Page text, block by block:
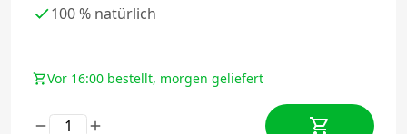
100 % natürlich
Vor 16:00 bestellt, morgen geliefert